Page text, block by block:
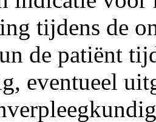
tijdens de
de patiënt
eventueel